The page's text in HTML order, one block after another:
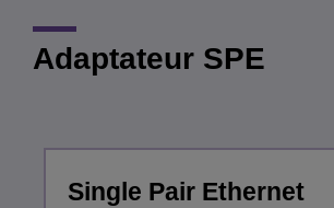
Adaptateur SPE
Single Pair Ethernet